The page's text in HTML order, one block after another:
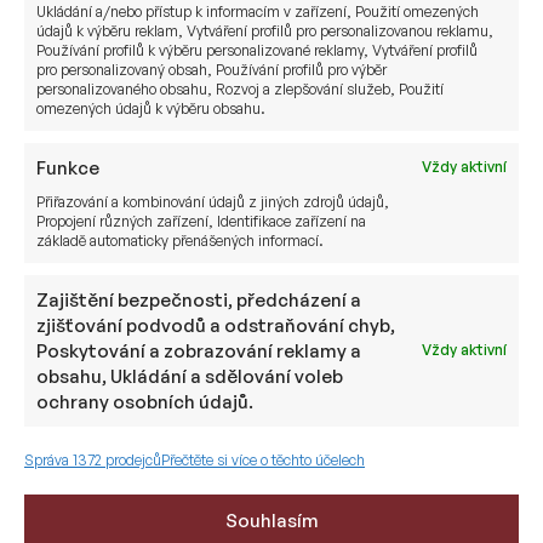
Ukládání a/nebo přístup k informacím v zařízení, Použití omezených
údajů k výběru reklam, Vytváření profilů pro personalizovanou reklamu,
Používání profilů k výběru personalizované reklamy, Vytváření profilů
pro personalizovaný obsah, Používání profilů pro výběr
personalizovaného obsahu, Rozvoj a zlepšování služeb, Použití
omezených údajů k výběru obsahu.
Funkce
Vždy aktivní
Přiřazování a kombinování údajů z jiných zdrojů údajů,
Propojení různých zařízení, Identifikace zařízení na
základě automaticky přenášených informací.
Zajištění bezpečnosti, předcházení a
zjišťování podvodů a odstraňování chyb,
Poskytování a zobrazování reklamy a
obsahu, Ukládání a sdělování voleb
ochrany osobních údajů.
Vždy aktivní
Správa 1372 prodejcůPřečtěte si více o těchto účelech
Souhlasím
pravděpodobný, ale musíme ho mít na radaru.
5. Faktor času a hloubky: Rozcestník
pro vaše portfolio a připravenost
Pro investora není nejdůležitější otázkou „zda“
konflikt začne, alejak dlouho potrvá a jak
časové ose diametrálně liší.
Varianta I: Rychlý řez (Blitzkrieg)
Pokud se
naplní předpoklady amerického velení a operace
bude díky vnitřnímu rozkladu Íránu trvat dny
1991), trhy zareagují tzv. „Rally úlevy“.
Riziková prémie z ceny ropy